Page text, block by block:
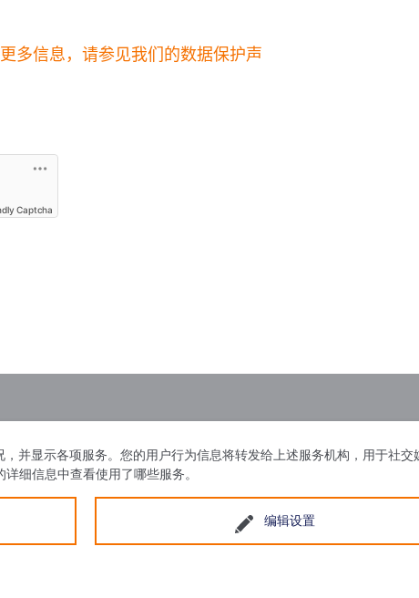
多信息，请参见我们的数据保护声
Captcha
并显示各项服务。您的用户行为信息将转发给上述服务机构，用于社
细信息中查看使用了哪些服务。
编辑设置